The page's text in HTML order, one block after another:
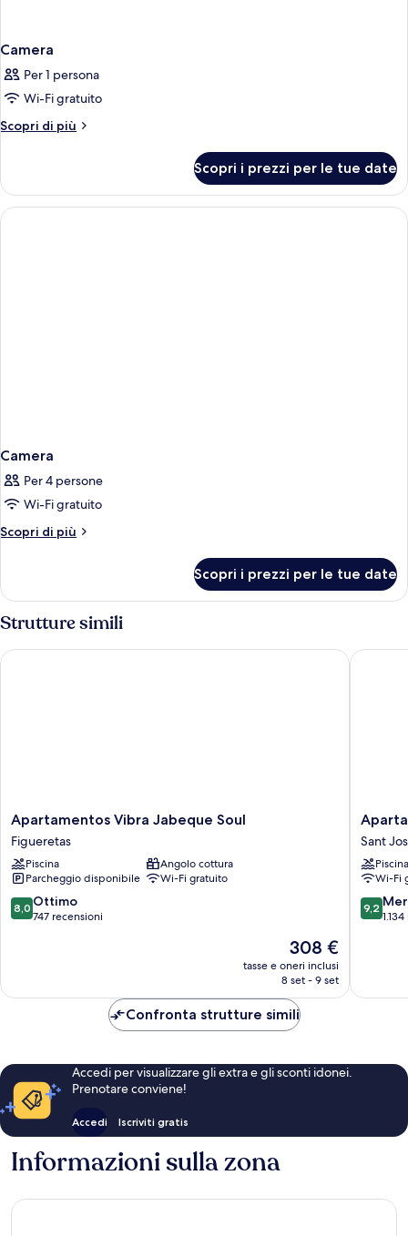
Camera
Per 1 persona
Wi-Fi gratuito
Scopri di più
Altri
Scopri i prezzi per le tue date
Camera
Per 4 persone
Wi-Fi gratuito
Scopri di più
Altri
Scopri i prezzi per le tue date
Strutture simili
Apartamentos
Vibra
Jabeque
Soul
Figueretas
Apartamentos Vibra Jabeque Soul
Figueretas
Piscina
Angolo cottura
Parcheggio disponibile
Wi-Fi gratuito
8.0
su
8,0 Ottimo
747 recensioni
Il
prezzo
attuale
308 €
308 €
tasse e oneri inclusi
8 set - 9 set
Apartamentos Vibra Jabeque Soul
Sal
Rossa
Sant
Josep
de
sa
Sant
Piscina
Wi-Fi
9.2
su
9,2
Confronta strutture simili
Accedi per visualizzare gli extra e gli sconti idonei.
Prenotare conviene!
Accedi Iscriviti gratis
Informazioni sulla zona